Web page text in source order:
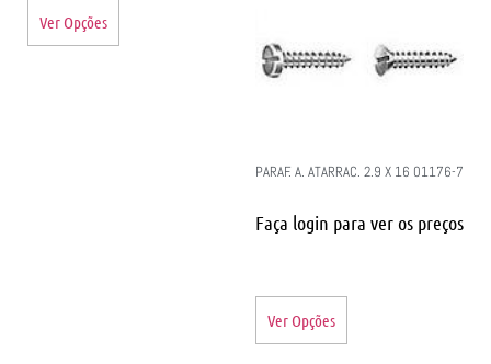
Ver Opções
PARAF. A. ATARRAC. 2.9 X 16 01176-7
Faça login para ver os preços
Ver Opções